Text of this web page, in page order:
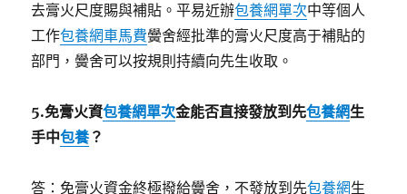
去膏火尺度賜與補貼。平易近辦包養網單次中等個人
工作包養網車馬費黌舍經批準的膏火尺度高于補貼的
部門，黌舍可以按規則持續向先生收取。
5.免膏火資包養網單次金能否直接發放到先包養網生
手中包養 ？
答：免膏火資金終極撥給黌舍，不發放到先包養網生